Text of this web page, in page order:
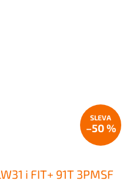
–50 %
i FIT+ 91T 3PMSF